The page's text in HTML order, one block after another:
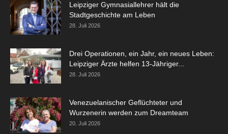
Leipziger Gymnasiallehrer hält die
Stadtgeschichte am Leben
28. Juli 2026
Drei Operationen, ein Jahr, ein neues Leben:
Leipziger Ärzte helfen 13-Jähriger...
28. Juli 2026
Venezuelanischer Geflüchteter und
Wurzenerin werden zum Dreamteam
20. Juli 2026